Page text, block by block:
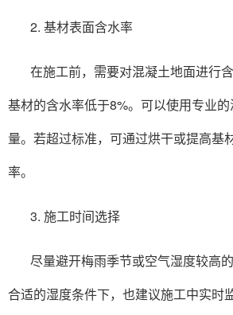
2. 基材表面含水率
在施工前，需要对混凝土地面进行
基材的含水率低于8%。可以使用专业
量。若超过标准，可通过烘干或提高基
率。
3. 施工时间选择
尽量避开梅雨季节或空气湿度较高
合适的湿度条件下，也建议施工中实时